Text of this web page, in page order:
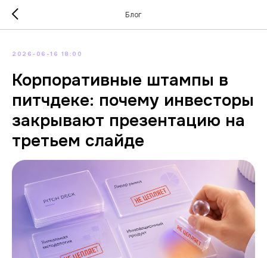
Блог
2026-06-16 18:00
Корпоративные штампы в
питчдеке: почему инвесторы
закрывают презентацию на
третьем слайде